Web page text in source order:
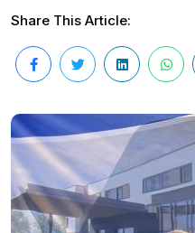
Share This Article: